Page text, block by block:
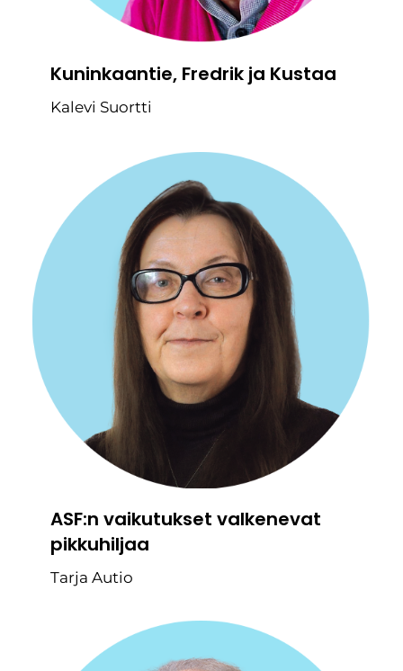
Kuninkaantie, Fredrik ja Kustaa
Kalevi Suortti
ASF:n vaikutukset valkenevat
pikkuhiljaa
Tarja Autio